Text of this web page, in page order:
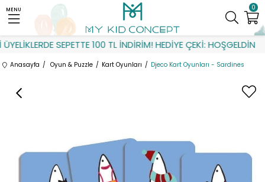
SEPETTE 100 TL İNDİRİM! HEDİYE ÇEKİ: HOŞGELDİN
0
MENU
Anasayfa Oyun & Puzzle Kart Oyunları Djeco Kart Oyunları - Sardines